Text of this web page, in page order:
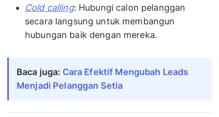
Cold calling: Hubungi calon pelanggan
secara langsung untuk membangun
hubungan baik dengan mereka.
Baca juga: Cara Efektif Mengubah Leads
Menjadi Pelanggan Setia